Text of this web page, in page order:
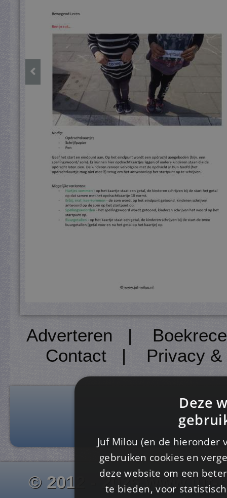
Adverteren |
Contact| Privacy
© 2012 - 2026
Deze
Juf Milou (en de
gebruiken cookies en
deze website om een
te bieden, voor